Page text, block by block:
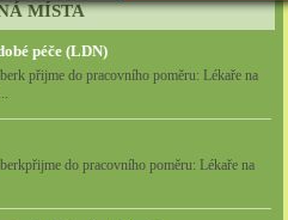
MÍSTA
péče (LDN)
přijme do pracovního poměru: Lékaře na
do pracovního poměru: Lékaře na
sociálních sítích.
(třetí strany, dlouhodobé),
pamatují vaše volby ohledně
tomu, abychom vás osobně
nich neumisťujeme citlivá nebo